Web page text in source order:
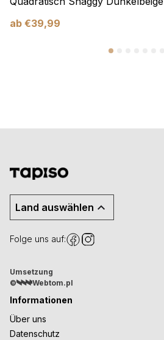
ab €39,99
Land auswählen
Folge uns auf:
Umsetzung
©
Webtom.pl
Informationen
Über uns
Datenschutz